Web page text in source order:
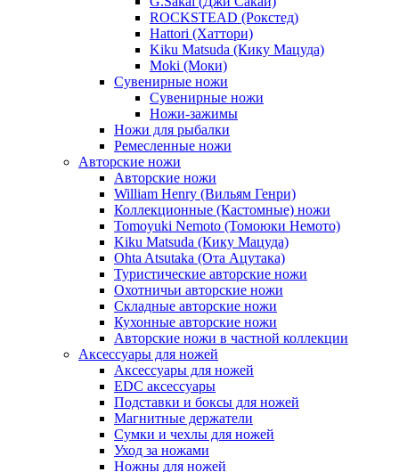
ROCKSTEAD (Рокстед)
Hattori (Хаттори)
Kiku Matsuda (Кику Мацуда)
Moki (Моки)
Сувенирные ножи
Сувенирные ножи
Ножи-зажимы
Ножи для рыбалки
Ремесленные ножи
Авторские ножи
Авторские ножи
William Henry (Вильям Генри)
Коллекционные (Кастомные) ножи
Tomoyuki Nemoto (Томоюки Немото)
Kiku Matsuda (Кику Мацуда)
Ohta Atsutaka (Ота Ацутака)
Туристические авторские ножи
Охотничьи авторские ножи
Складные авторские ножи
Кухонные авторские ножи
Авторские ножи в частной коллекции
Аксессуары для ножей
Аксессуары для ножей
EDC аксессуары
Подставки и боксы для ножей
Магнитные держатели
Сумки и чехлы для ножей
Уход за ножами
Ножны для ножей